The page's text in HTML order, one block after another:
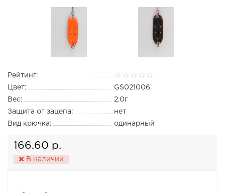
Рейтинг:
Цвет:
GS021006
Вес:
2.0г
Защита от зацепа:
нет
Вид крючка:
одинарный
166.60 р.
В наличии